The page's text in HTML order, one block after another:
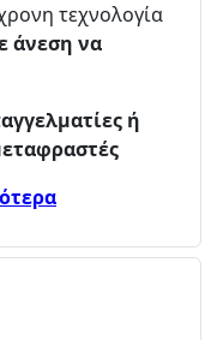
τεχνολογία
άνεση να
ή